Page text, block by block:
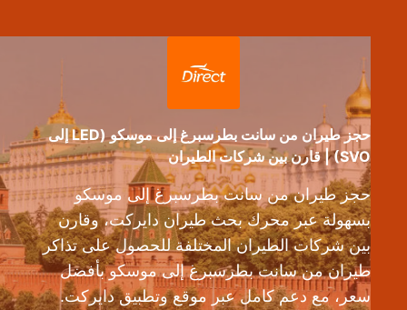
حجز طيران من سانت بطرسبرغ إلى موسكو (LED إلى
حجز طيران من سانت بطرسبرغ إلى موسكو
بسهولة عبر محرك بحث طيران دايركت، وقارن
بين شركات الطيران المختلفة للحصول على تذاكر
طيران من سانت بطرسبرغ إلى موسكو بأفضل
سعر، مع دعم كامل عبر موقع وتطبيق دايركت.